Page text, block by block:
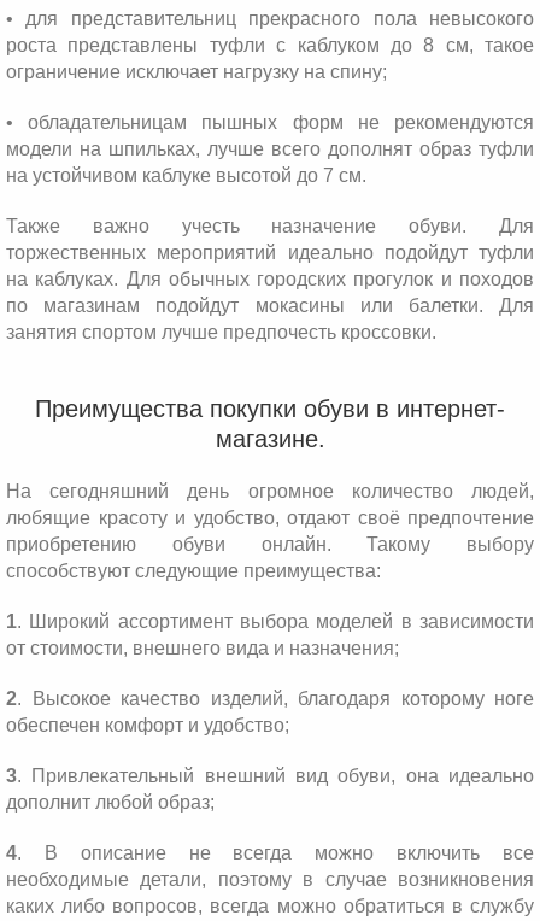
• для представительниц прекрасного пола невысокого
роста представлены туфли с каблуком до 8 см, такое
ограничение исключает нагрузку на спину;
• обладательницам пышных форм не рекомендуются
модели на шпильках, лучше всего дополнят образ туфли
на устойчивом каблуке высотой до 7 см.
Также важно учесть назначение обуви. Для
торжественных мероприятий идеально подойдут туфли
на каблуках. Для обычных городских прогулок и походов
по магазинам подойдут мокасины или балетки. Для
занятия спортом лучше предпочесть кроссовки.
Преимущества покупки обуви в интернет-
магазине.
На сегодняшний день огромное количество людей,
любящие красоту и удобство, отдают своё предпочтение
приобретению обуви онлайн. Такому выбору
способствуют следующие преимущества:
1. Широкий ассортимент выбора моделей в зависимости
от стоимости, внешнего вида и назначения;
2. Высокое качество изделий, благодаря которому ноге
обеспечен комфорт и удобство;
3. Привлекательный внешний вид обуви, она идеально
дополнит любой образ;
4. В описание не всегда можно включить все
необходимые детали, поэтому в случае возникновения
каких либо вопросов, всегда можно обратиться в службу